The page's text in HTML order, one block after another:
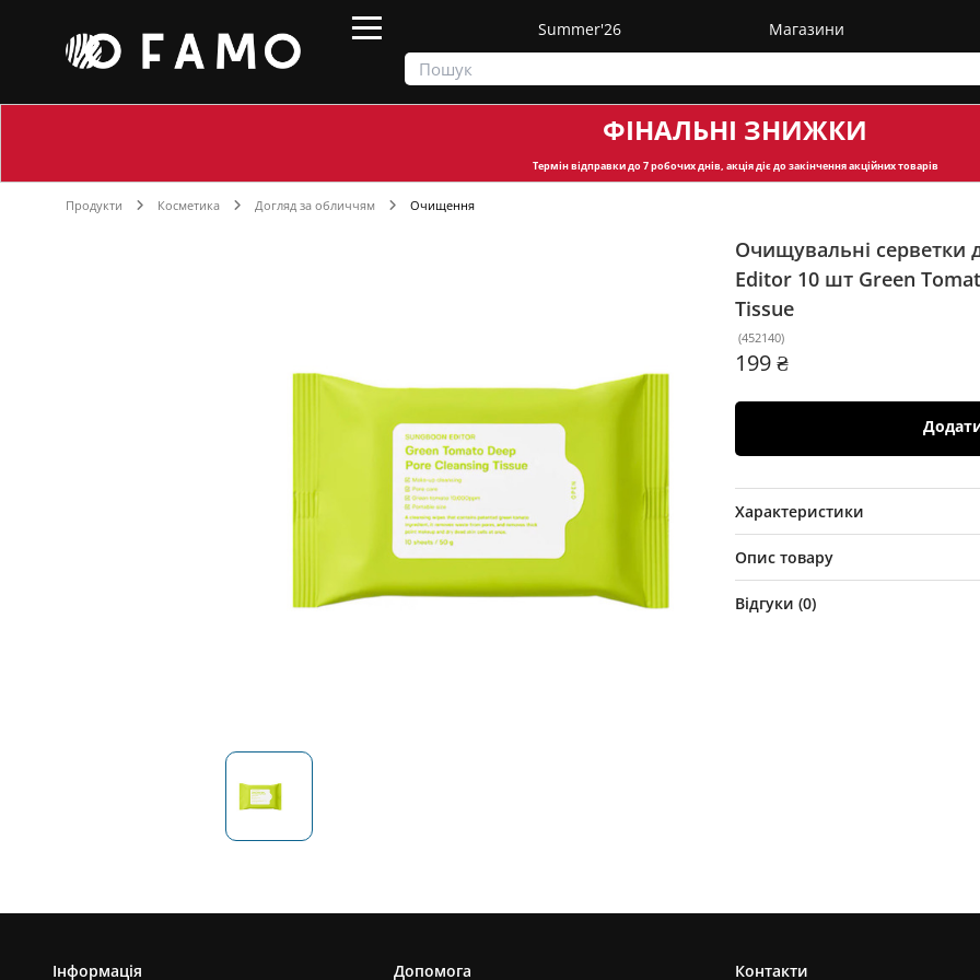
Summer'26 Магазини
ФІНАЛЬНІ ЗНИЖКИ
Термін відправкидо 7 робочих днів, акція діє до закінчення акційних товарів
Продукти Косметика Догляд за обличчям Очищення
Очищувальні серветки
Editor 10 шт Green
Tissue
(452140)
199 ₴
Характеристики
Опис товару
Відгуки (0)
Інформація Допомога Контакти